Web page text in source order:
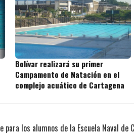
Bolívar realizará su primer
Campamento de Natación en el
complejo acuático de Cartagena
los alumnos de la Escuela Naval de